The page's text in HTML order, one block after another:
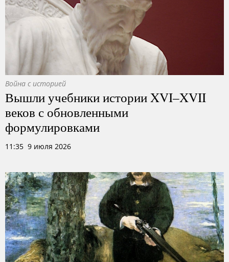
Война с историей
Вышли учебники истории XVI–XVII
веков с обновленными
формулировками
11:35 9 июля 2026